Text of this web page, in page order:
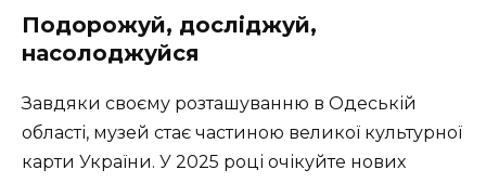
Подорожуй, досліджуй,
насолоджуйся
Завдяки своєму розташуванню в Одеській
області, музей стає частиною великої культурної
карти України. У 2025 році очікуйте нових